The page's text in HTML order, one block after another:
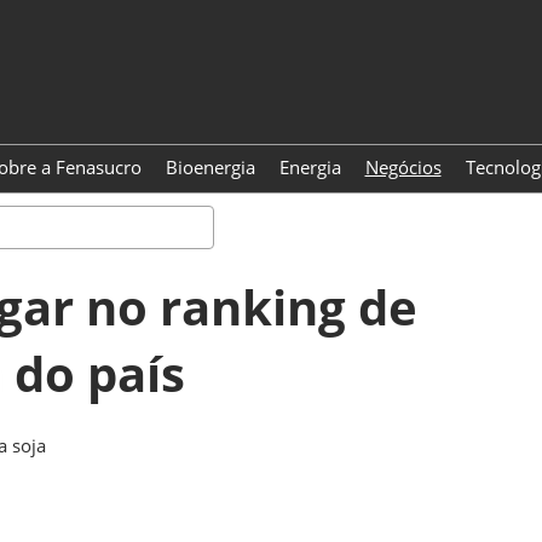
a Fenasucro Bioenergia Energia Negócios
no ranking de
país
soja